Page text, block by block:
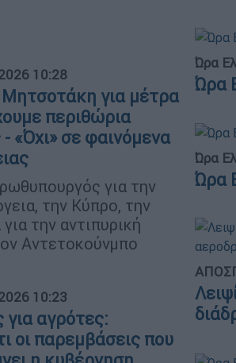
10:28
για μέτρα
περιθώρια
«Όχι» σε φαινόμενα
για την
την Κύπρο, την
την αντιπυρική
Αντετοκούνμπο
10:23
αγρότες:
οι παρεμβάσεις που
Ώρα
Ώρα
Ώρα
Ώρα